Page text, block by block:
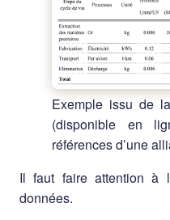
Exemple issu de
(disponible en
références d’une
Il faut faire attention
données.